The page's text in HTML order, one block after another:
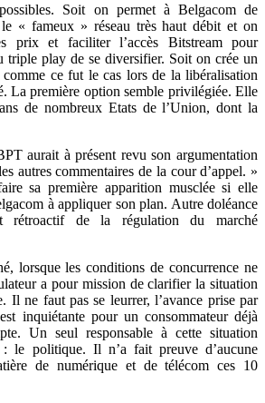
Soit on permet à Belgacom de
« fameux » réseau très haut débit et on
prix et faciliter l’accès Bitstream pour
triple play de se diversifier. Soit on crée un
comme ce fut le cas lors de la libéralisation
La première option semble privilégiée. Elle
de nombreux Etats de l’Union, dont la
aurait à présent revu son argumentation
autres commentaires de la cour d’appel. »
sa première apparition musclée si elle
à appliquer son plan. Autre doléance
rétroactif de la régulation du marché
lorsque les conditions de concurrence ne
a pour mission de clarifier la situation
Il ne faut pas se leurrer, l’avance prise par
inquiétante pour un consommateur déjà
Un seul responsable à cette situation
: le politique. Il n’a fait preuve d’aucune
de numérique et de télécom ces 10